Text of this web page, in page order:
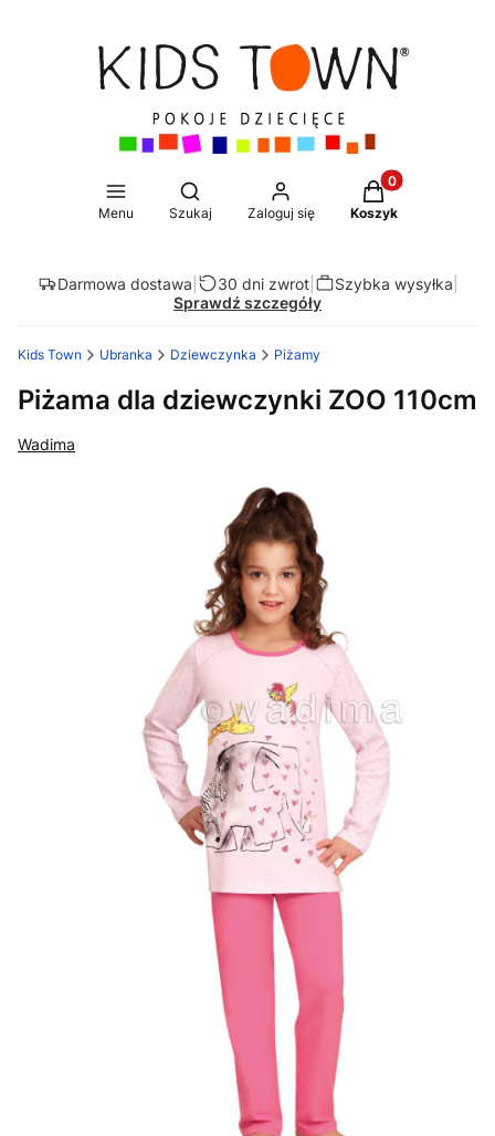
Menu
Otwórz wyszukiwarkę
Szukaj Zaloguj się
Produkty w
Koszyk
Darmowa dostawa 30 dni zwrot| Szybka wysyłka
Sprawdź szczegóły
Kids Town Ubranka Dziewczynka Piżamy
Piżama dla dziewczynki ZOO 110cm
Wadima